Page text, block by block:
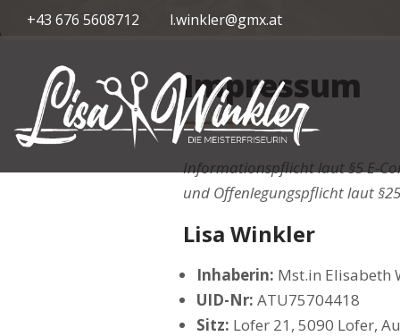
+43 676 5608712 l.winkler@gmx.at
Impressum
Informationspflicht laut §5 E-
und Offenlegungspflicht laut
Lisa Winkler
Inhaberin: Mst.in Elisabeth
UID-Nr: ATU75704418
Sitz: Lofer 21, 5090 Lofer,